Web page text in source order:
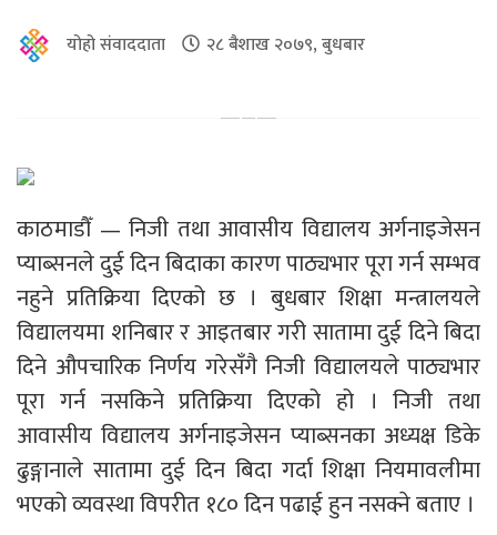
योहो संवाददाता २८ बैशाख २०७९, बुधबार
काठमाडौँ — निजी तथा आवासीय विद्यालय अर्गनाइजेसन
प्याब्सनले दुई दिन बिदाका कारण पाठ्यभार पूरा गर्न सम्भव
नहुने प्रतिक्रिया दिएको छ । बुधबार शिक्षा मन्त्रालयले
विद्यालयमा शनिबार र आइतबार गरी सातामा दुई दिने बिदा
दिने औपचारिक निर्णय गरेसँगै निजी विद्यालयले पाठ्यभार
पूरा गर्न नसकिने प्रतिक्रिया दिएको हो । निजी तथा
आवासीय विद्यालय अर्गनाइजेसन प्याब्सनका अध्यक्ष डिके
ढुङ्गानाले सातामा दुई दिन बिदा गर्दा शिक्षा नियमावलीमा
भएको व्यवस्था विपरीत १८० दिन पढाई हुन नसक्ने बताए ।